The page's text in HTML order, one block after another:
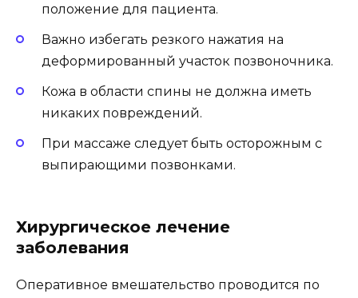
положение для пациента.
Важно избегать резкого нажатия на
деформированный участок позвоночника.
Кожа в области спины не должна иметь
никаких повреждений.
При массаже следует быть осторожным с
выпирающими позвонками.
Хирургическое лечение
заболевания
Оперативное вмешательство проводится по